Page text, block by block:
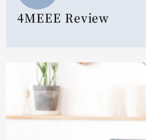
4MEEE Review